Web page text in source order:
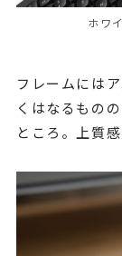
ホワ
フレームには
くはなるもの
ところ。上質